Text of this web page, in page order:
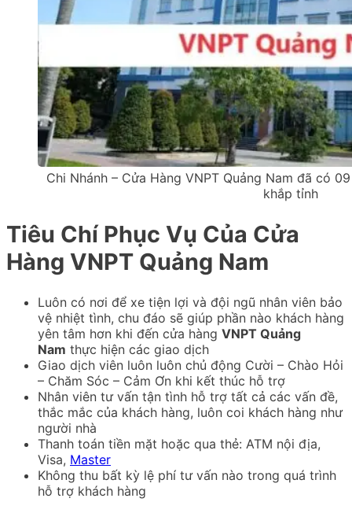
Chi Nhánh – Cửa Hàng VNPT Quảng Nam đã có
khắp tỉnh
Tiêu Chí Phục Vụ Của Cửa
Hàng VNPT Quảng Nam
Luôn có nơi để xe tiện lợi và đội ngũ nhân viên bảo
vệ nhiệt tình, chu đáo sẽ giúp phần nào khách hàng
yên tâm hơn khi đến cửa hàng VNPT Quảng
Nam thực hiện các giao dịch
Giao dịch viên luôn luôn chủ động Cười – Chào Hỏi
– Chăm Sóc – Cảm Ơn khi kết thúc hỗ trợ
Nhân viên tư vấn tận tình hỗ trợ tất cả các vấn đề,
thắc mắc của khách hàng, luôn coi khách hàng như
người nhà
Thanh toán tiền mặt hoặc qua thẻ: ATM nội địa,
Visa, Master
Không thu bất kỳ lệ phí tư vấn nào trong quá trình
hỗ trợ khách hàng